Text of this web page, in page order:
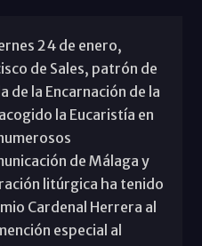
24 de enero,
de Sales, patrón de
de la Encarnación de la
la Eucaristía en
de Málaga y
litúrgica ha tenido
Cardenal Herrera al
especial al